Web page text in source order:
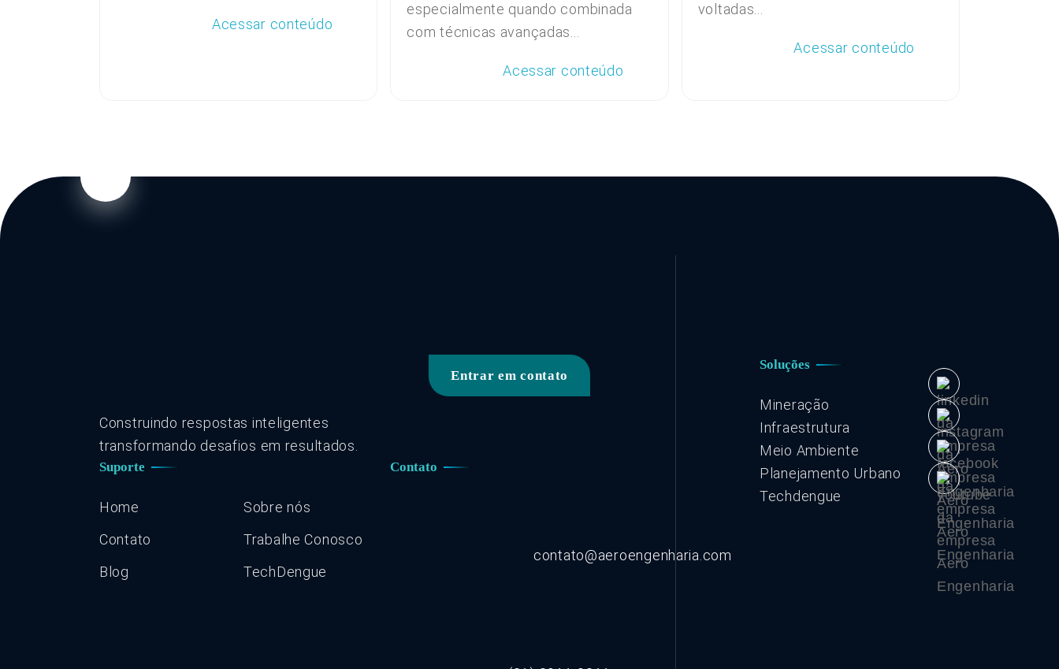
Acessar conteúdo
especialmente quando combinada
com técnicas avançadas...
Acessar conteúdo
voltadas...
Acessar conteúdo
Construindo respostas inteligentes
transformando desafios em resultados.
Entrar em contato
Suporte
Home
Sobre nós
Contato
Trabalhe Conosco
Blog
TechDengue
Contato
contato@aeroengenharia.com
Soluções
Mineração
Infraestrutura
Meio Ambiente
Planejamento Urbano
Techdengue